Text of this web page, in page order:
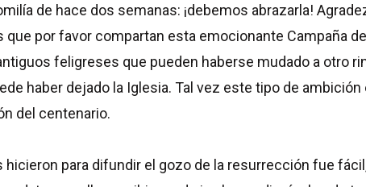
de hace dos semanas: ¡debemos abrazarla!
por favor compartan esta emocionante Campaña
feligreses que pueden haberse mudado a otro
haber dejado la Iglesia. Tal vez este tipo de
del centenario.
para difundir el gozo de la resurrección fue